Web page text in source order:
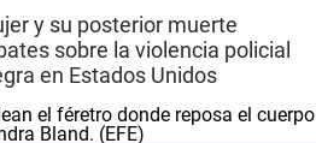
y su posterior muerte
sobre la violencia policial
en Estados Unidos